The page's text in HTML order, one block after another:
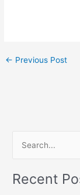
← Previous Post
a
Recent